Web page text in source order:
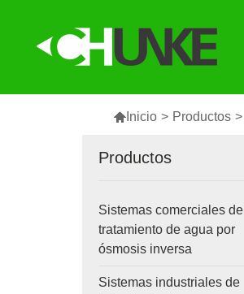
 Inicio > Productos >
Productos
Sistemas comerciales de
tratamiento de agua por
ósmosis inversa
Sistemas industriales de